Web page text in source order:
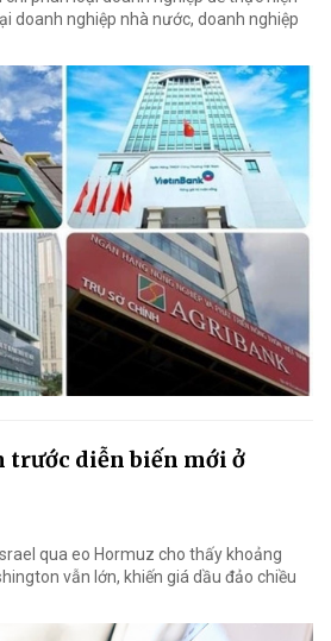
doanh nghiệp nhà nước, doanh nghiệp
trước diễn biến mới ở
qua eo Hormuz cho thấy khoảng
vẫn lớn, khiến giá dầu đảo chiều